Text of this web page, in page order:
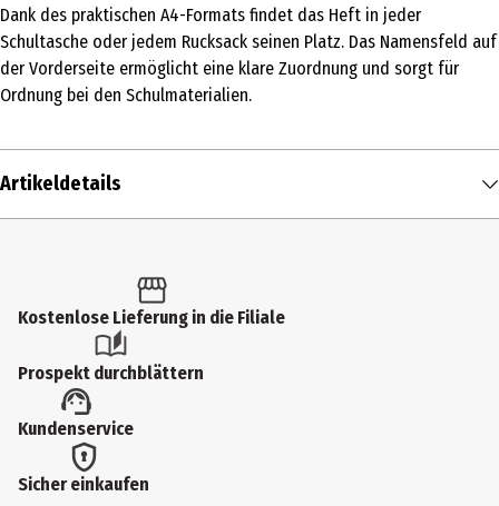
Dank des praktischen A4-Formats findet das Heft in jeder
Schultasche oder jedem Rucksack seinen Platz. Das Namensfeld auf
der Vorderseite ermöglicht eine klare Zuordnung und sorgt für
Ordnung bei den Schulmaterialien.
Artikeldetails
Produkttyp
16
Grammatur in g/m2
Kostenlose Lieferung in die Filiale
Prospekt durchblättern
Kundenservice
Sicher einkaufen